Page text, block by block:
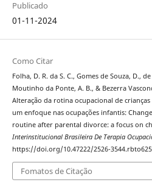
Publicado
01-11-2024
Como Citar
Folha, D. R. da S. C., Gomes de Souza, D.,
Moutinho da Ponte, A. B., & Bezerra
Alteração da rotina ocupacional de
um enfoque nas ocupações infantis:
routine after parental divorce: a focus on
Interinstitucional Brasileira De Terapia
https://doi.org/10.47222/2526-
Fomatos de Citação